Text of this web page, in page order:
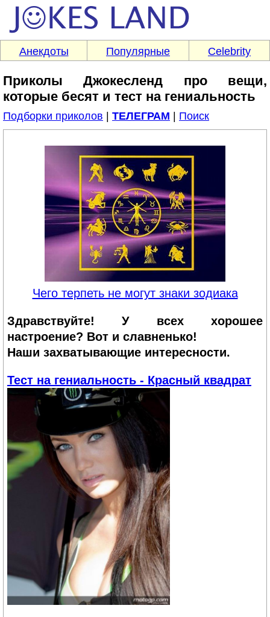
Анекдоты Популярные Celebrity
Приколы Джокесленд про вещи,
которые бесят и тест на гениальность
Подборки приколов ТЕЛЕГРАМ Поиск
Чего терпеть не могут знаки зодиака
Здравствуйте! У всех хорошее
настроение? Вот и славненько!
Наши захватывающие интересности.
Тест на гениальность - Красный квадрат